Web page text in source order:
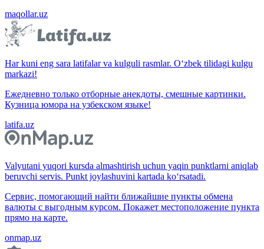
maqollar.uz
Har kuni eng sara latifalar va kulguli rasmlar. O‘zbek tilidagi kulgu
markazi!
Ежедневно только отборные анекдоты, смешные картинки.
Кузница юмора на узбекском языке!
latifa.uz
Valyutani yuqori kursda almashtirish uchun yaqin punktlarni aniqlab
beruvchi servis. Punkt joylashuvini kartada ko‘rsatadi.
Сервис, помогающий найти ближайшие пункты обмена
валюты с выгодным курсом. Покажет местоположение пункта
прямо на карте.
onmap.uz